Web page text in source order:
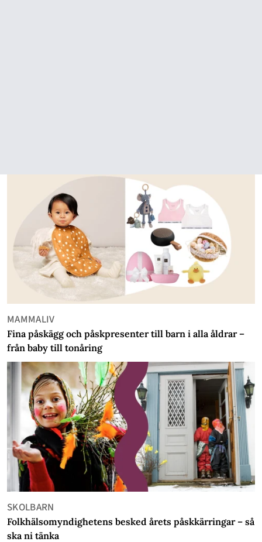
MAMMALIV
Fina påskägg och påskpresenter till barn i alla åldrar –
från baby till tonåring
SKOLBARN
Folkhälsomyndighetens besked årets påskkärringar – så
ska ni tänka